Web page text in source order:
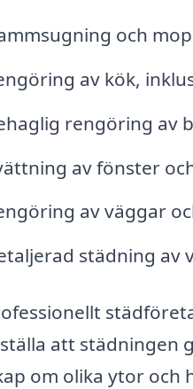
och
av kök,
rengöring av
av fönster
av väggar
städning av
att städningen
om olika ytor och